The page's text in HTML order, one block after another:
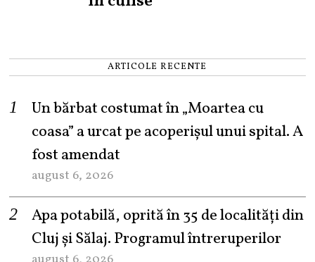
ARTICOLE RECENTE
Un bărbat costumat în „Moartea cu
coasa” a urcat pe acoperișul unui spital. A
fost amendat
august 6, 2026
Apa potabilă, oprită în 35 de localități din
Cluj și Sălaj. Programul întreruperilor